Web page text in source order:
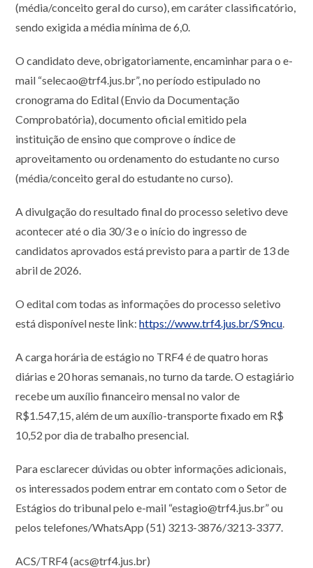
(média/conceito geral do curso), em caráter classificatório,
sendo exigida a média mínima de 6,0.
O candidato deve, obrigatoriamente, encaminhar para o e-
mail “selecao@trf4.jus.br”, no período estipulado no
cronograma do Edital (Envio da Documentação
Comprobatória), documento oficial emitido pela
instituição de ensino que comprove o índice de
aproveitamento ou ordenamento do estudante no curso
(média/conceito geral do estudante no curso).
A divulgação do resultado final do processo seletivo deve
acontecer até o dia 30/3 e o início do ingresso de
candidatos aprovados está previsto para a partir de 13 de
abril de 2026.
O edital com todas as informações do processo seletivo
está disponível neste link:https://www.trf4.jus.br/S9ncu.
A carga horária de estágio no TRF4 é de quatro horas
diárias e 20 horas semanais, no turno da tarde. O estagiário
recebe um auxílio financeiro mensal no valor de
R$1.547,15, além de um auxílio-transporte fixado em R$
10,52 por dia de trabalho presencial.
Para esclarecer dúvidas ou obter informações adicionais,
os interessados podem entrar em contato com o Setor de
Estágios do tribunal pelo e-mail “estagio@trf4.jus.br” ou
pelos telefones/WhatsApp (51) 3213-3876/3213-3377.
ACS/TRF4 (acs@trf4.jus.br)